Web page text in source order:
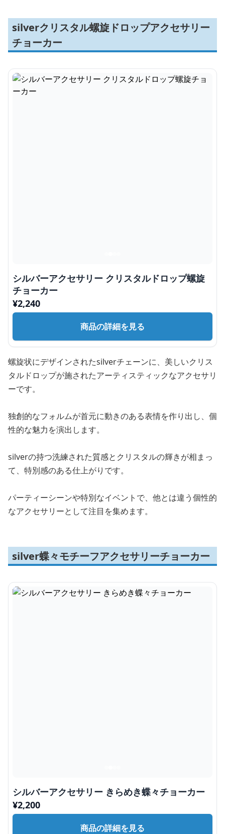
silverクリスタル螺旋ドロップアクセサリー
チョーカー
シルバーアクセサリー クリスタルドロップ螺旋
チョーカー
¥2,240
商品の詳細を見る
螺旋状にデザインされたsilverチェーンに、美しいクリス
タルドロップが施されたアーティスティックなアクセサリ
ーです。
独創的なフォルムが首元に動きのある表情を作り出し、個
性的な魅力を演出します。
silverの持つ洗練された質感とクリスタルの輝きが相まっ
て、特別感のある仕上がりです。
パーティーシーンや特別なイベントで、他とは違う個性的
なアクセサリーとして注目を集めます。
silver蝶々モチーフアクセサリーチョーカー
シルバーアクセサリー きらめき蝶々チョーカー
¥2,200
商品の詳細を見る